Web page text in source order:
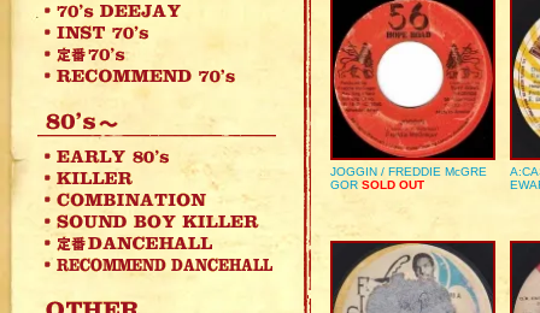
JOGGIN / FREDDIE McGRE
GOR SOLD OUT